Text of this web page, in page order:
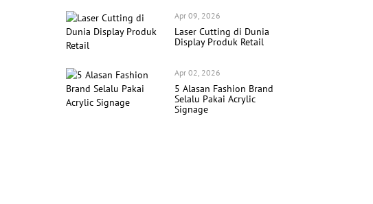
Apr 09, 2026
Laser Cutting di Dunia
Display Produk Retail
Apr 02, 2026
5 Alasan Fashion Brand
Selalu Pakai Acrylic
Signage